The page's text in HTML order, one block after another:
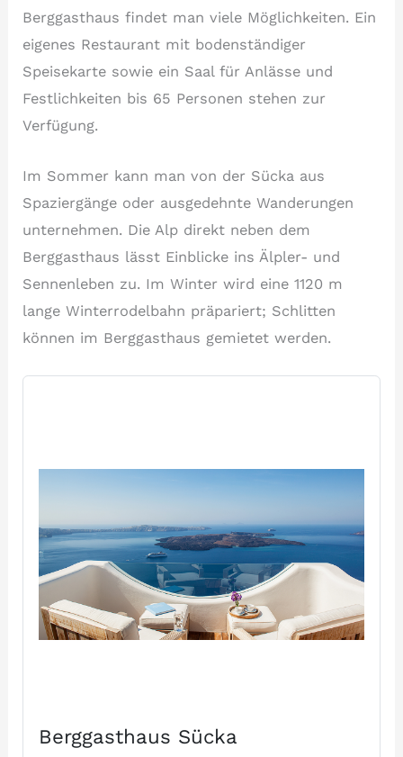
Berggasthaus findet man viele Möglichkeiten. Ein
eigenes Restaurant mit bodenständiger
Speisekarte sowie ein Saal für Anlässe und
Festlichkeiten bis 65 Personen stehen zur
Verfügung.
Im Sommer kann man von der Sücka aus
Spaziergänge oder ausgedehnte Wanderungen
unternehmen. Die Alp direkt neben dem
Berggasthaus lässt Einblicke ins Älpler- und
Sennenleben zu. Im Winter wird eine 1120 m
lange Winterrodelbahn präpariert; Schlitten
können im Berggasthaus gemietet werden.
Berggasthaus Sücka